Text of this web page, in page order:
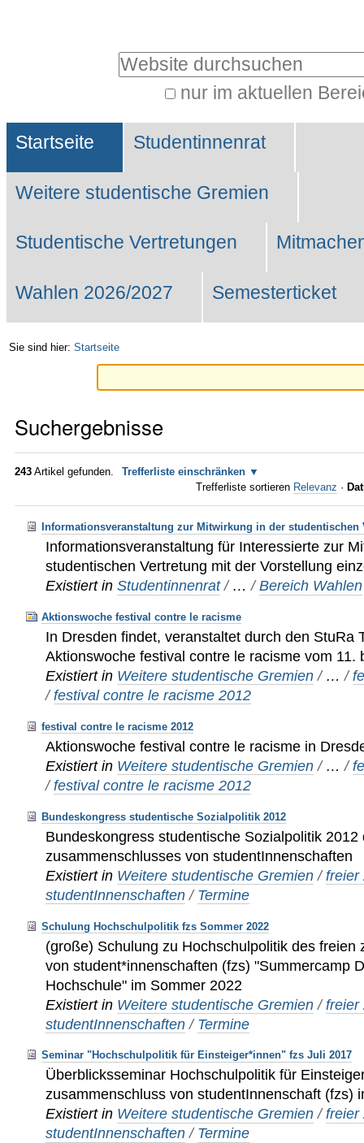
Website durchsuchen
nur im aktuellen
Suche…
Sektionen
Startseite Studentinnenrat
Weitere studentische Gremien
Studentische Vertretungen
Wahlen 2026/2027 Semesterticket
Sie sind hier: Startseite
Suchergebnisse
243 Artikel gefunden.
Trefferliste einschränken
Trefferliste sortieren Relevanz ·
Informationsveranstaltung zur Mitwirkung in der studentischen
Informationsveranstaltung für Interessierte zur
studentischen Vertretung mit der Vorstellung
Existiert in Studentinnenrat / …/Bereich Wahlen
Aktionswoche festival contre le racisme
In Dresden findet, veranstaltet durch den StuRa
Aktionswoche festival contre le racisme vom 11.
Existiert in Weitere studentische Gremien / …/
/festival contre le racisme 2012
festival contre le racisme 2012
Aktionswoche festival contre le racisme in
Existiert in Weitere studentische Gremien / …/
/festival contre le racisme 2012
Bundeskongress studentische Sozialpolitik 2012
Bundeskongress studentische Sozialpolitik 2012
zusammenschlusses von studentInnenschaften
Existiert in Weitere studentische Gremien /freier
studentInnenschaften / Termine
Schulung Hochschulpolitik fzs Sommer 2022
(große) Schulung zu Hochschulpolitik des freien
von student*innenschaften (fzs) "Summercamp
Hochschule" im Sommer 2022
Existiert in Weitere studentische Gremien /freier
studentInnenschaften / Termine
Seminar "Hochschulpolitik für Einsteiger*innen" fzs Juli 2017
Überblicksseminar Hochschulpolitik für
zusammenschluss von studentInnenschaft (fzs)
Existiert in Weitere studentische Gremien /freier
studentInnenschaften / Termine